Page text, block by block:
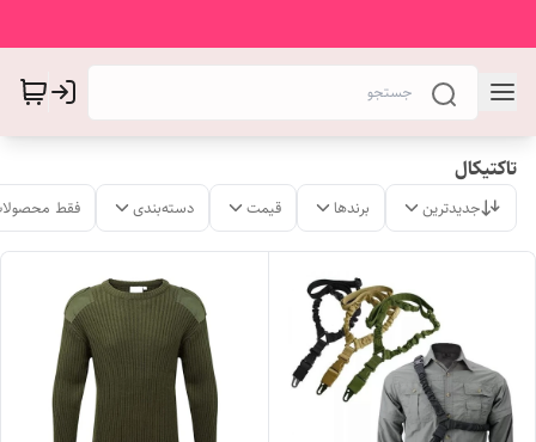
تاکتیکال
جدیدترین برندها قیمت دسته‌بندی فقط